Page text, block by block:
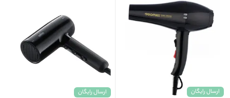
ارسال رایگان ارسال رایگان